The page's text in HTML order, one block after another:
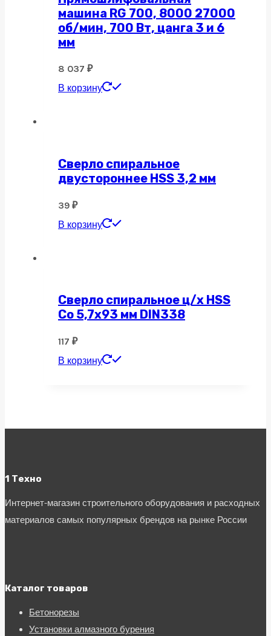
машина RG 700, 8000 27000
об/мин, 700 Вт, цанга 3 и 6
мм
8 037 ₽
В корзину
Сверло спиральное
двустороннее HSS 3,2 мм
39 ₽
В корзину
Сверло спиральное ц/х HSS
Co 5,7х93 мм DIN338
117 ₽
В корзину
1 Техно
Интернет-магазин строительного оборудования и расходных
материалов самых популярных брендов на рынке России
Каталог товаров
Бетонорезы
Установки алмазного бурения